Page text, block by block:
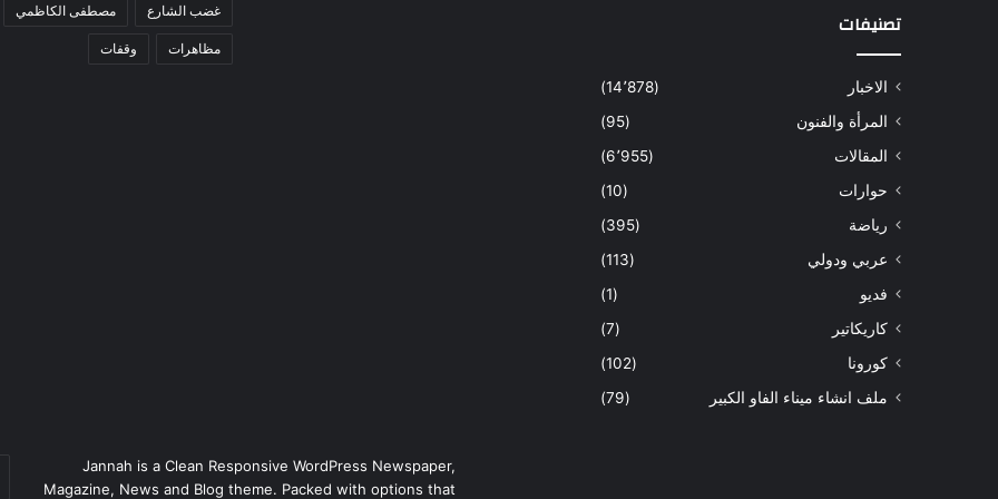
تصنيفات
الاخبار
(14٬878)
المرأة والفنون
(95)
المقالات
(6٬955)
حوارات
(10)
رياضة
(395)
عربي ودولي
(113)
فديو
(1)
كاريكاتير
(7)
كورونا
(102)
ملف انشاء ميناء الفاو الكبير
(79)
غضب الشارع مصطفى الكاظمي
مظاهرات وقفات
Jannah is a Clean Responsive WordPress Newspaper,
Magazine, News and Blog theme. Packed with options that